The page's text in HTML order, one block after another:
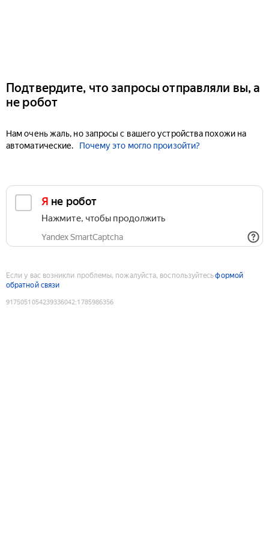
Подтвердите, что запросы отправляли вы, а
не робот
Нам очень жаль, но запросы с вашего устройства похожи на
автоматические.
Почему это могло произойти?
Я не робот
Нажмите, чтобы продолжить
Yandex SmartCaptcha
Если у вас возникли проблемы, пожалуйста, воспользуйтесьформой
обратной связи
9175051054239336042:1785986356